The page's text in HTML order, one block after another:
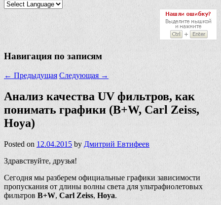
Навигация по записям
← Предыдущая Следующая →
Анализ качества UV фильтров, как
понимать графики (B+W, Carl Zeiss,
Hoya)
Posted on 12.04.2015 by Дмитрий Евтифеев
Здравствуйте, друзья!
Сегодня мы разберем официальные графики зависимости
пропускания от длины волны света для ультрафиолетовых
фильтров B+W, Carl Zeiss, Hoya.